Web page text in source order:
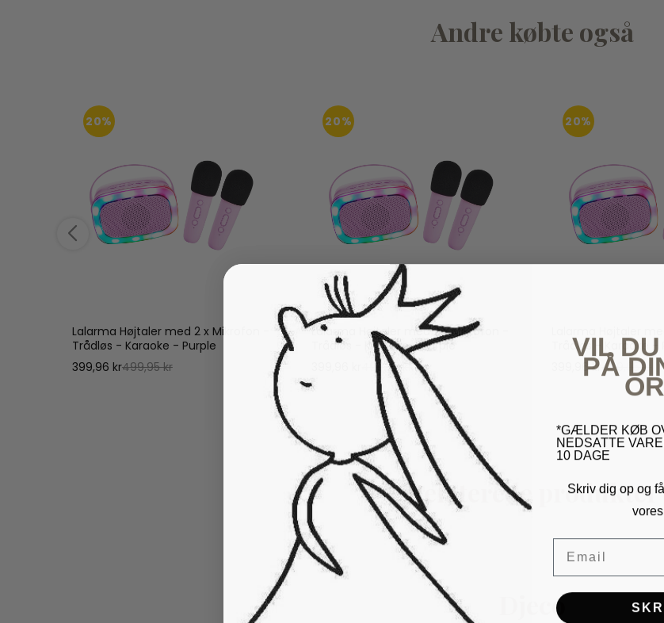
Andre købte også
20%
Lalarma Højtaler med 2 x Mikrofon -
Trådløs - Karaoke - Purple
399,96 kr499,95 kr
20%
Lalarma Højtaler med 2 x Mikrofon -
Trådløs - Karaoke - Purple
499,95 kr
20%
Trådløs - Karaoke -
399,96 kr 499,95 kr
Relaterede produkter
Djeco
VIL
PÅ
*GÆLDER KØB
NEDSATTE
10 DAGE
Skriv dig op og
Email